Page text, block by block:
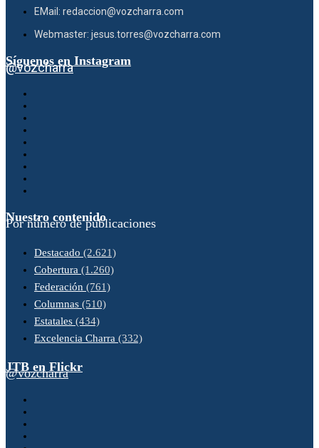
EMail: redaccion@vozcharra.com
Webmaster: jesus.torres@vozcharra.com
Síguenos en Instagram
@vozcharra
Nuestro contenido
Por número de publicaciones
Destacado (2.621)
Cobertura (1.260)
Federación (761)
Columnas (510)
Estatales (434)
Excelencia Charra (332)
JTB en Flickr
@vozcharra